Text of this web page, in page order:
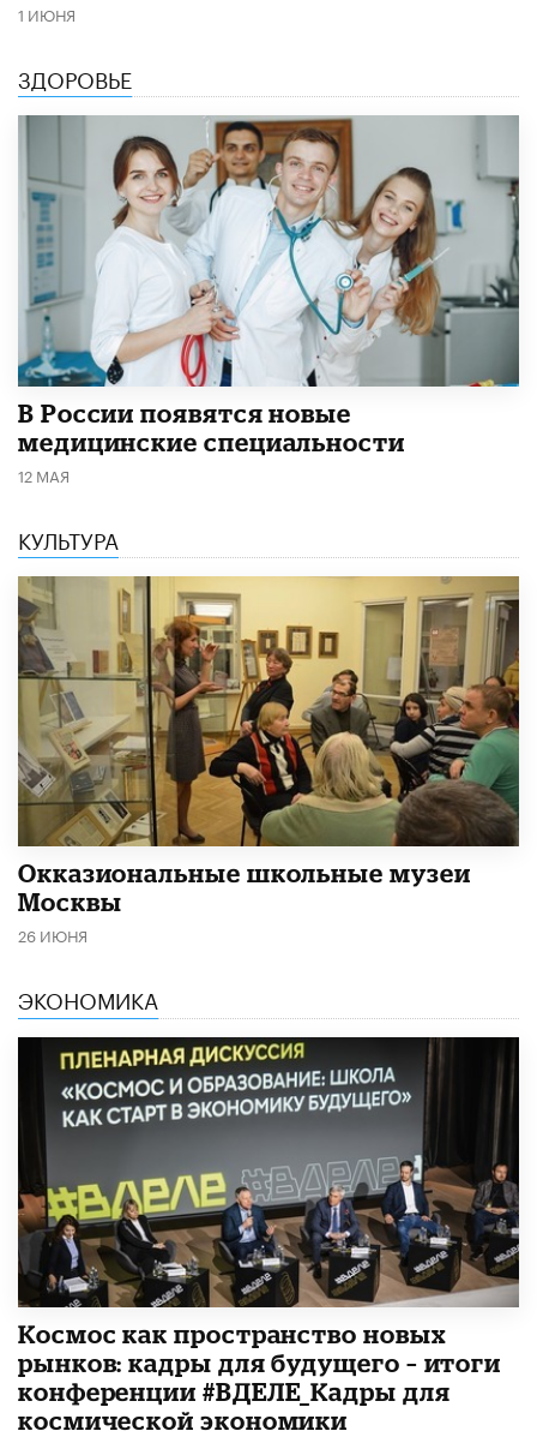
1 ИЮНЯ
ЗДОРОВЬЕ
В России появятся новые
медицинские специальности
12 МАЯ
КУЛЬТУРА
​Окказиональные школьные музеи
Москвы
26 ИЮНЯ
ЭКОНОМИКА
Космос как пространство новых
рынков: кадры для будущего – итоги
конференции #ВДЕЛЕ_Кадры для
космической экономики